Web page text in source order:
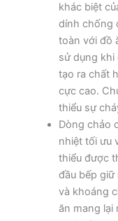
khác biệt
dính chống
toàn với đồ
sử dụng khi
tạo ra chất
cực cao.
thiểu sự
Dòng chảo
nhiệt tối ưu
thiểu được
đầu bếp
và khoáng
ăn mang lại